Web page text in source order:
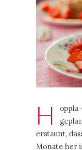
H
oppla
erstaunt,
Monate her